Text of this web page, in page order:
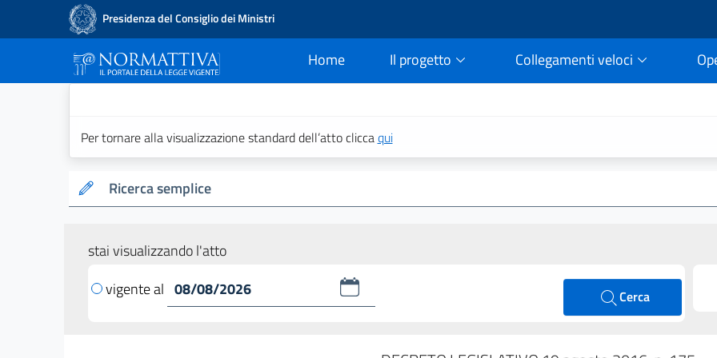
Presidenza del Consiglio dei Ministri
Home
current Il progetto Collegamenti veloci
Per tornare alla visualizzazione standard dell’atto cliccaqui
Ricerca semplice
stai visualizzando l'atto
vigente al
Cerca